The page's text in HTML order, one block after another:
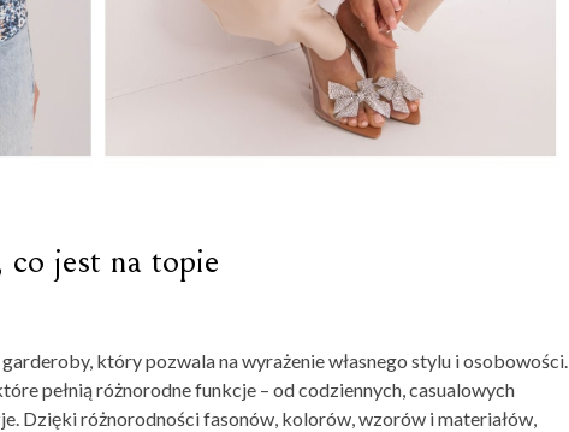
jest na topie
który pozwala na wyrażenie własnego stylu i osobowości.
pełnią różnorodne funkcje – od codziennych, casualowych
Dzięki różnorodności fasonów, kolorów, wzorów i materiałów,